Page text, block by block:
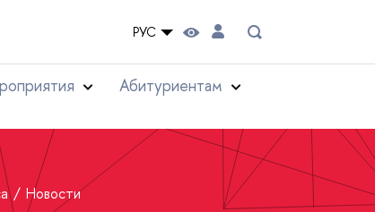
РУС
Абитуриентам
Новости